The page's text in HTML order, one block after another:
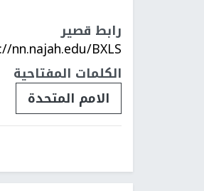
رابط قصير
nn.najah.edu/BXLS/
الكلمات المفتاحية
الامم المتحدة